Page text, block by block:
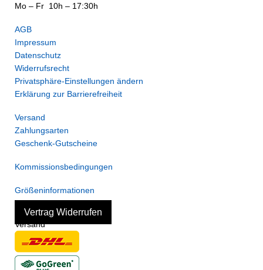
Mo – Fr 10h – 17:30h
AGB
Impressum
Datenschutz
Widerrufsrecht
Privatsphäre-Einstellungen ändern
Erklärung zur Barrierefreiheit
Versand
Zahlungsarten
Geschenk-Gutscheine
Kommissionsbedingungen
Größeninformationen
Vertrag Widerrufen
Versand